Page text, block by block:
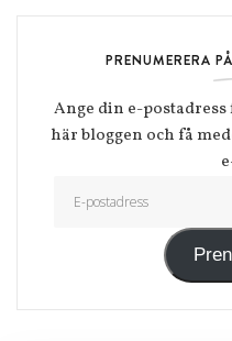
PRENUMERERA
Ange din e-
här bloggen och få